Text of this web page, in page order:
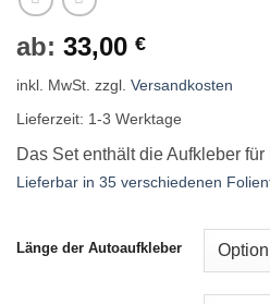
ab: 33,00 €
inkl. MwSt. zzgl. Versandkosten
Lieferzeit: 1-3 Werktage
Das Set enthält die Aufkleber
Lieferbar in 35 verschiedenen
Länge der Autoaufkleber